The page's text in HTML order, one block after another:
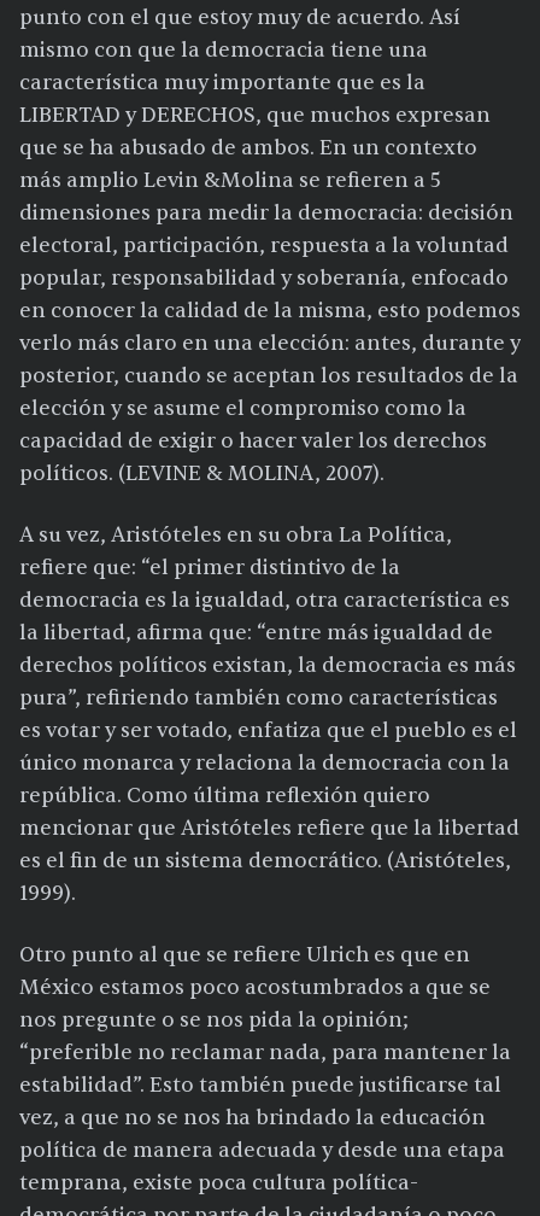
punto con el que estoy muy de acuerdo. Así
mismo con que la democracia tiene una
característica muy importante que es la
LIBERTAD y DERECHOS, que muchos expresan
que se ha abusado de ambos. En un contexto
más amplio Levin &Molina se refieren a 5
dimensiones para medir la democracia: decisión
electoral, participación, respuesta a la voluntad
popular, responsabilidad y soberanía, enfocado
en conocer la calidad de la misma, esto podemos
verlo más claro en una elección: antes, durante y
posterior, cuando se aceptan los resultados de la
elección y se asume el compromiso como la
capacidad de exigir o hacer valer los derechos
políticos. (LEVINE & MOLINA, 2007).
A su vez, Aristóteles en su obra La Política,
refiere que: “el primer distintivo de la
democracia es la igualdad, otra característica es
la libertad, afirma que: “entre más igualdad de
derechos políticos existan, la democracia es más
pura”, refiriendo también como características
es votar y ser votado, enfatiza que el pueblo es el
único monarca y relaciona la democracia con la
república. Como última reflexión quiero
mencionar que Aristóteles refiere que la libertad
es el fin de un sistema democrático. (Aristóteles,
1999).
Otro punto al que se refiere Ulrich es que en
México estamos poco acostumbrados a que se
nos pregunte o se nos pida la opinión;
“preferible no reclamar nada, para mantener la
estabilidad”. Esto también puede justificarse tal
vez, a que no se nos ha brindado la educación
política de manera adecuada y desde una etapa
temprana, existe poca cultura política-